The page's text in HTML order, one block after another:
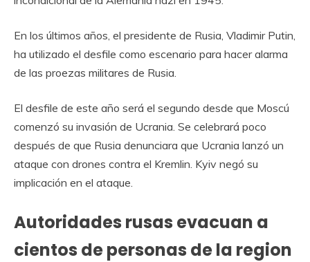
En los últimos años, el presidente de Rusia, Vladimir Putin,
ha utilizado el desfile como escenario para hacer alarma
de las proezas militares de Rusia.
El desfile de este año será el segundo desde que Moscú
comenzó su invasión de Ucrania. Se celebrará poco
después de que Rusia denunciara que Ucrania lanzó un
ataque con drones contra el Kremlin. Kyiv negó su
implicación en el ataque.
Autoridades rusas evacuan a
cientos de personas de la region